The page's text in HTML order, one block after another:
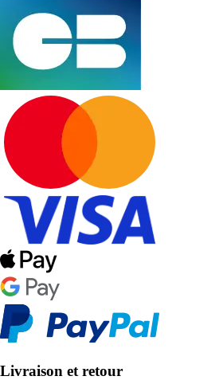
Livraison et retour